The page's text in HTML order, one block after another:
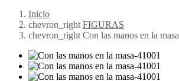
Inicio
chevron_right FIGURAS
chevron_right Con las manos en la masa